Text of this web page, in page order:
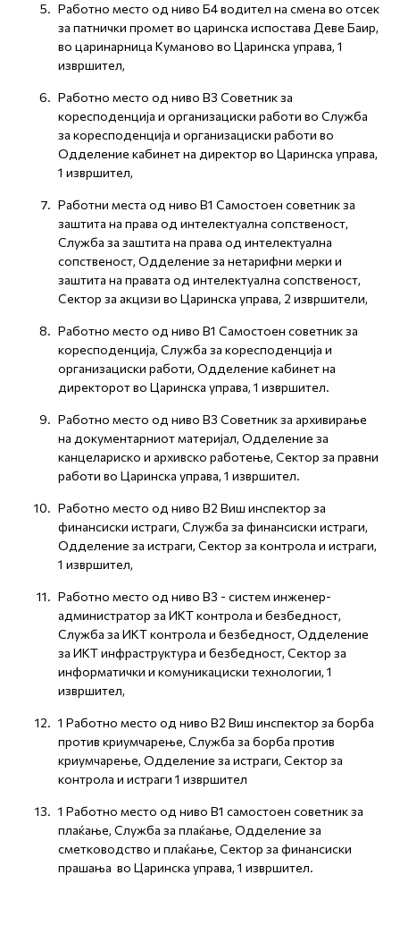
Работно место од ниво Б4 водител на смена во отсек
за патнички промет во царинска испостава Деве Баир,
во царинарница Куманово во Царинска управа, 1
извршител,
Работно место од ниво В3 Советник за
коресподенција и организациски работи во Служба
за коресподенција и организациски работи во
Одделение кабинет на директор во Царинска управа,
1 извршител,
Работни места од ниво В1 Самостоен советник за
заштита на права од интелектуална сопственост,
Служба за заштита на права од интелектуална
сопственост, Одделение за нетарифни мерки и
заштита на правата од интелектуална сопственост,
Сектор за акцизи во Царинска управа, 2 извршители,
Работно место од ниво В1 Самостоен советник за
коресподенција, Служба за коресподенција и
организациски работи, Одделение кабинет на
директорот во Царинска управа, 1 извршител.
Работно место од ниво В3 Советник за архивирање
на документарниот материјал, Одделение за
канцелариско и архивско работење, Сектор за правни
работи во Царинска управа, 1 извршител.
Работно место од ниво В2 Виш инспектор за
финансиски истраги, Служба за финансиски истраги,
Одделение за истраги, Сектор за контрола и истраги,
1 извршител,
Работно место од ниво В3 - систем инженер-
администратор за ИКТ контрола и безбедност,
Служба за ИКТ контрола и безбедност, Одделение
за ИКТ инфраструктура и безбедност, Сектор за
информатички и комуникациски технологии, 1
извршител,
1 Работно место од ниво В2 Виш инспектор за борба
против криумчарење, Служба за борба против
криумчарење, Одделение за истраги, Сектор за
контрола и истраги 1 извршител
1 Работно место од ниво В1 самостоен советник за
плаќање, Служба за плаќање, Одделение за
сметководство и плаќање, Сектор за финансиски
прашања во Царинска управа, 1 извршител.